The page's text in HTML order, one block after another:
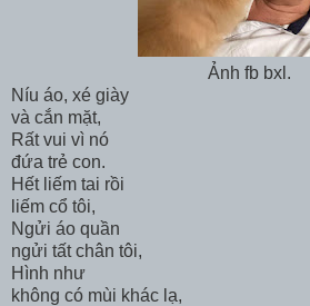
Ảnh fb bxl.
Níu áo, xé giày
và cắn mặt,
Rất vui vì nó
đứa trẻ con.
Hết liếm tai rồi
liếm cổ tôi,
Ngửi áo quần
ngửi tất chân tôi,
Hình như
không có mùi khác lạ,